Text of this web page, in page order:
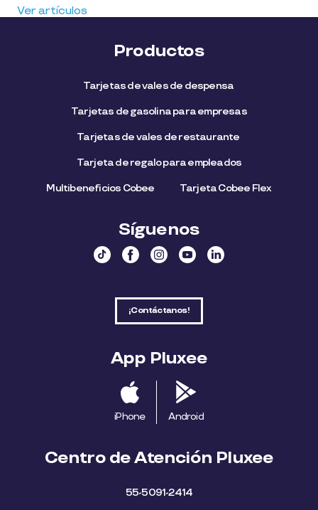
Ver artículos
Productos
Tarjetas de vales de despensa
Tarjetas de gasolina para empresas
Tarjetas de vales de restaurante
Tarjeta de regalo para empleados​
Multibeneficios Cobee Tarjeta Cobee Flex
Síguenos
¡Contáctanos!
App Pluxee
iPhone Android
Centro de Atención Pluxee
55-5091-2414